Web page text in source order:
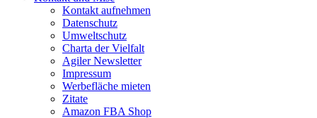
Kontakt aufnehmen
Datenschutz
Umweltschutz
Charta der Vielfalt
Agiler Newsletter
Impressum
Werbefläche mieten
Zitate
Amazon FBA Shop